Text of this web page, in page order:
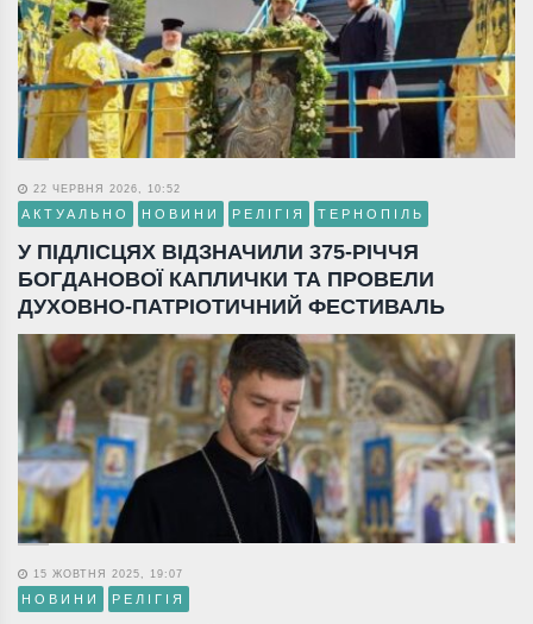
22 ЧЕРВНЯ 2026, 10:52
АКТУАЛЬНО НОВИНИ РЕЛІГІЯ ТЕРНОПІЛЬ
У ПІДЛІСЦЯХ ВІДЗНАЧИЛИ 375-РІЧЧЯ
БОГДАНОВОЇ КАПЛИЧКИ ТА ПРОВЕЛИ
ДУХОВНО-ПАТРІОТИЧНИЙ ФЕСТИВАЛЬ
15 ЖОВТНЯ 2025, 19:07
НОВИНИ РЕЛІГІЯ